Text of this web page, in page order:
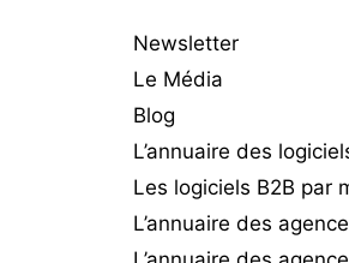
Newsletter
Le Média
Blog
L’annuaire des
Les logiciels B2B par
L’annuaire des